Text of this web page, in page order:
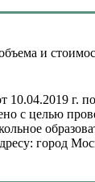
10.04.2019
с целью
город